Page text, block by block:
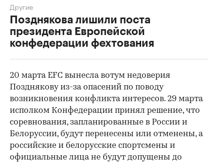
Позднякова лишили поста
президента Европейской
конфедерации фехтования
Другие
20 марта EFC вынесла вотум недоверия
Позднякову из-за опасений по поводу
возникновения конфликта интересов. 29 марта
исполком Конфедерации принял решение, что
соревнования, запланированные в России и
Белоруссии, будут перенесены или отменены, а
российские и белорусские спортсмены и
официальные лица не будут допущены до